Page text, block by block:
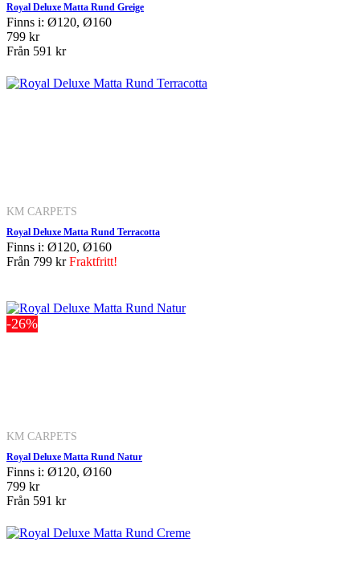
Royal Deluxe Matta Rund Greige
Finns i: Ø120, Ø160
799 kr
Från 591 kr
KM CARPETS
Royal Deluxe Matta Rund Terracotta
Finns i: Ø120, Ø160
Från 799 krFraktfritt!
-26%
KM CARPETS
Royal Deluxe Matta Rund Natur
Finns i: Ø120, Ø160
799 kr
Från 591 kr